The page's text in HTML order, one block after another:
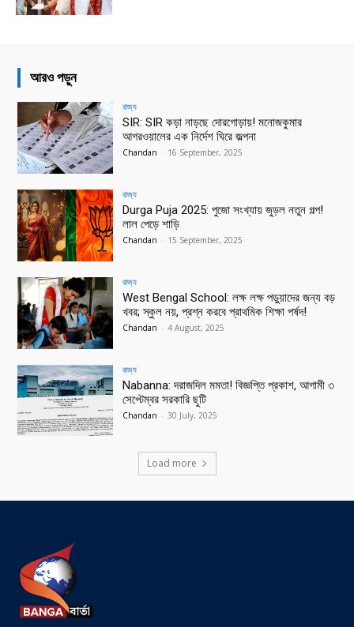
আরও পড়ুন
রাজ্য
SIR: SIR কড়া নাড়ছে দোরগোড়ায়! মনোজকুমার
আগরওয়ালের এক নির্দেশ ঘিরে জল্পনা
Chandan - 16 September, 2025
রাজ্য
Durga Puja 2025: পুজো সংখ্যায় জুড়ল নতুন গল্প!
লাল পেড়ে শাড়ি
Chandan - 15 September, 2025
রাজ্য
West Bengal School: লক্ষ লক্ষ পড়ুয়াদের জন্য বড়
খবর; স্কুল নয়, প্রশ্ন করবে প্রাথমিক শিক্ষা পর্ষদ!
Chandan - 4 August, 2025
রাজ্য
Nabanna: দরাজদিল মমতা! বিজ্ঞপ্তি প্রকাশ, আগামী ৩
সেপ্টেম্বর সরকারি ছুটি
Chandan - 30 July, 2025
Load more